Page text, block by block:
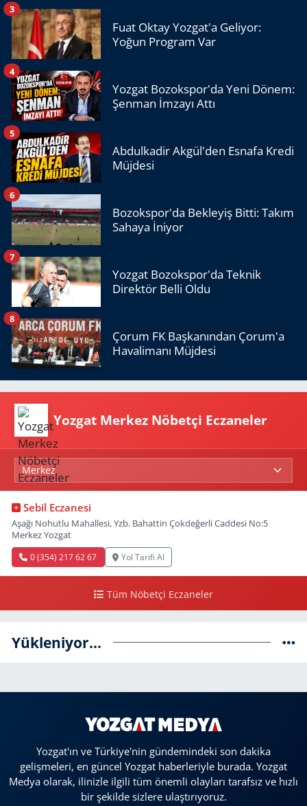
Fuat Oktay Yozgat'a Geliyor:
Yoğun Program Var
3
Yozgat Bozokspor'da Yeni Dönem:
Şenman İmzayı Attı
4
Abdulkadir Akgül'den Esnafa Kredi
Müjdesi
5
Bozokspor'da Bekleyiş Bitti: Takım
Sahaya İniyor
6
Yozgat Bozokspor'da Teknik
Direktör Belli Oldu
7
Çorum FK Başkanından Çorum'a
Havalimanı Müjdesi
8
Yozgat Merkez Nöbetçi Eczaneler
Sebil Eczanesi
Aşağı Nohutlu Mahallesi, Yzb. Bahattin Çokdeğerli Caddesi No:5
Merkez Yozgat
0 (354) 217 62 67 Yol Tarifi Al
Tüm Nöbetçi Eczaneler
Yükleniyor...
Yozgat'ın ve Türkiye'nin gündemindeki son dakika
gelişmeleri, en güncel Yozgat haberleriyle burada. Yozgat
Medya olarak, ilinizle ilgili tüm önemli olayları tarafsız ve hızlı
bir şekilde sizlere ulaştırıyoruz.